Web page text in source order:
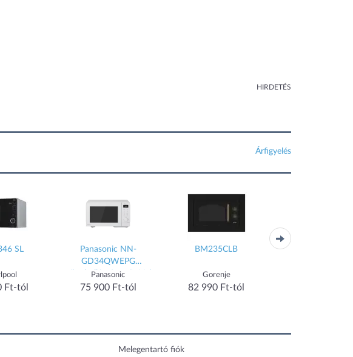
HIRDETÉS
Árfigyelés
SL
Ft-tól
Panasonic NN-
GD34QWEPG
mikrohullámú sütő, 29 l,
grilles, invert
Panasonic
75 900 Ft-tól
BM235CLB
Gorenje
82 990 Ft-tól
Melegentartó fiók